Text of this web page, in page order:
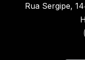
Rua Sergipe,